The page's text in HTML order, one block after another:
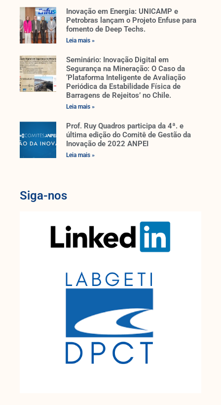
Inovação em Energia: UNICAMP e
Petrobras lançam o Projeto Enfuse para
fomento de Deep Techs.
Leia mais »
Seminário: Inovação Digital em
Segurança na Mineração: O Caso da
‘Plataforma Inteligente de Avaliação
Periódica da Estabilidade Física de
Barragens de Rejeitos’ no Chile.
Leia mais »
Prof. Ruy Quadros participa da 4ª. e
última edição do Comitê de Gestão da
Inovação de 2022 ANPEI
Leia mais »
Siga-nos